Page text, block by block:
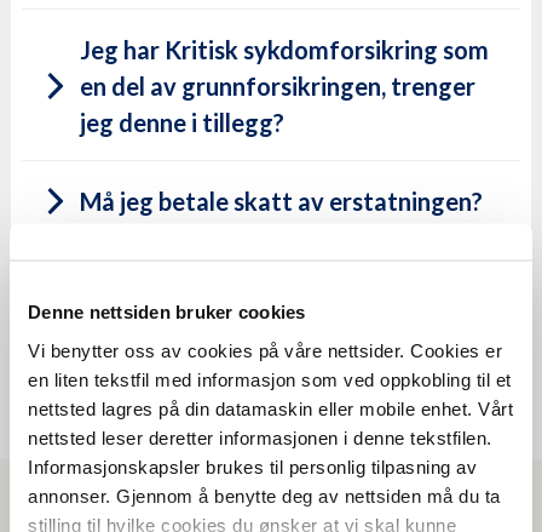
Denne nettsiden bruker cookies
Vi benytter oss av cookies på våre nettsider. Cookies er
en liten tekstfil med informasjon som ved oppkobling til et
nettsted lagres på din datamaskin eller mobile enhet. Vårt
nettsted leser deretter informasjonen i denne tekstfilen.
Informasjonskapsler brukes til personlig tilpasning av
annonser. Gjennom å benytte deg av nettsiden må du ta
stilling til hvilke cookies du ønsker at vi skal kunne
Jeg har Kritisk sykdomforsikring som
en del av grunnforsikringen, trenger
jeg denne i tillegg?
Den obligatoriske grunnforsikringen er en god
hjelper vi deg.
Må jeg betale skatt av erstatningen?
Når må jeg melde sak til
forsikringsselskapet?